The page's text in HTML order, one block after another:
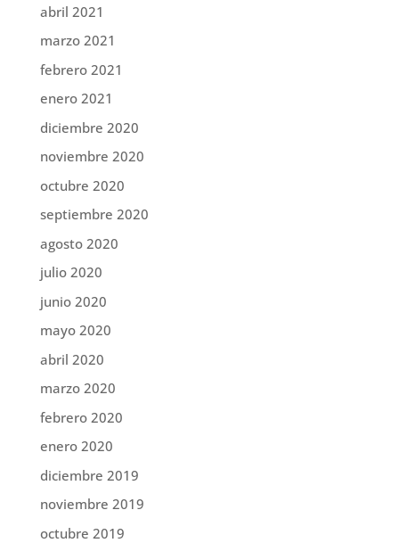
abril 2021
marzo 2021
febrero 2021
enero 2021
diciembre 2020
noviembre 2020
octubre 2020
septiembre 2020
agosto 2020
julio 2020
junio 2020
mayo 2020
abril 2020
marzo 2020
febrero 2020
enero 2020
diciembre 2019
noviembre 2019
octubre 2019